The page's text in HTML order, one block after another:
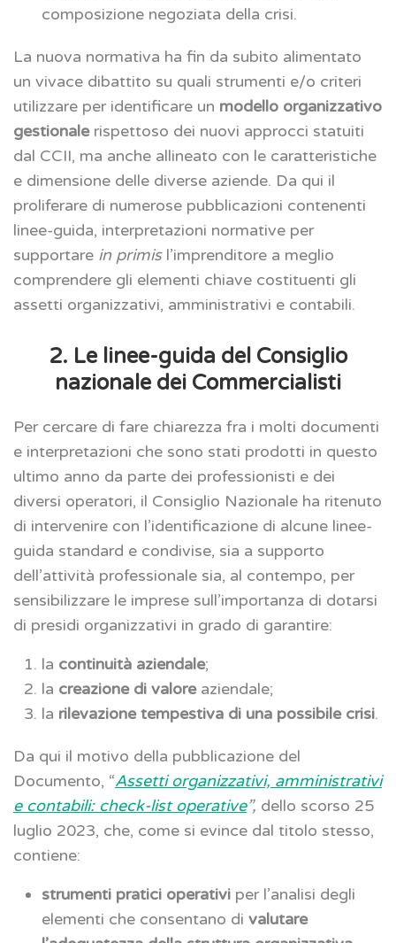
composizione negoziata della crisi.
La nuova normativa ha fin da subito alimentato
un vivace dibattito su quali strumenti e/o criteri
utilizzare per identificare un modello organizzativo
gestionalerispettoso dei nuovi approcci statuiti
dal CCII, ma anche allineato con le caratteristiche
e dimensione delle diverse aziende. Da qui il
proliferare di numerose pubblicazioni contenenti
linee-guida, interpretazioni normative per
supportare in primisl’imprenditore a meglio
comprendere gli elementi chiave costituenti gli
assetti organizzativi, amministrativi e contabili.
2. Le linee-guida del Consiglio
nazionale dei Commercialisti
Per cercare di fare chiarezza fra i molti documenti
e interpretazioni che sono stati prodotti in questo
ultimo anno da parte dei professionisti e dei
diversi operatori, il Consiglio Nazionale ha ritenuto
di intervenire con l’identificazione di alcune linee-
guida standard e condivise, sia a supporto
dell’attività professionale sia, al contempo, per
sensibilizzare le imprese sull’importanza di dotarsi
di presidi organizzativi in grado di garantire:
la continuità aziendale;
la creazione di valoreaziendale;
la rilevazione tempestiva di una possibile crisi.
Da qui il motivo della pubblicazione del
Documento, “Assetti organizzativi, amministrativi
e contabili: check-list operative”, dello scorso 25
luglio 2023, che, come si evince dal titolo stesso,
contiene:
strumenti pratici operativi per l’analisi degli
elementi che consentano di valutare